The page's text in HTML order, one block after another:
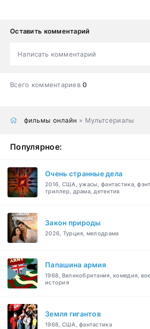
Оставить комментарий
Написать комментарий
Всего комментариев0
фильмы онлайн » Мультсериалы
Популярное:
Очень странные дела
2016, США, ужасы, фантастика,
триллер, драма, детектив
Закон природы
2026, Турция, мелодрама
Папашина армия
1968, Великобритания, комедия,
история
Земля гигантов
1968, США, фантастика